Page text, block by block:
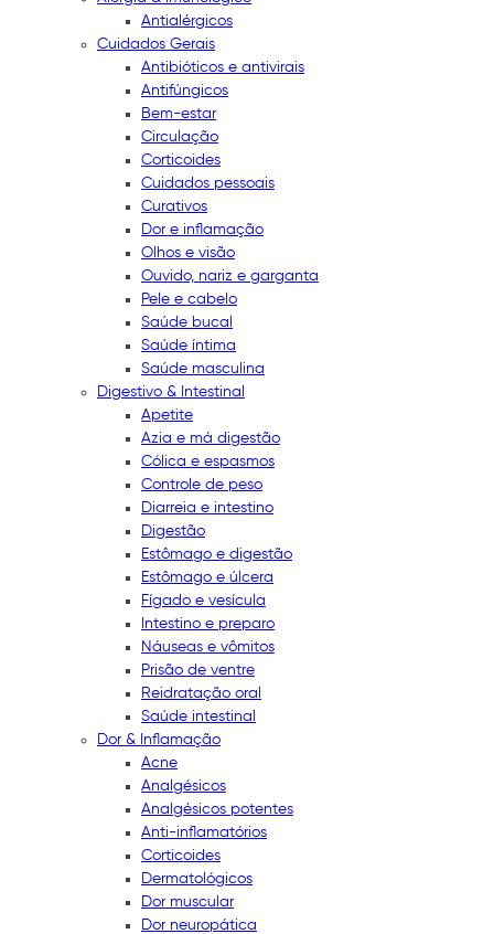
Antialérgicos
Cuidados Gerais
Antibióticos e antivirais
Antifúngicos
Bem-estar
Circulação
Corticoides
Cuidados pessoais
Curativos
Dor e inflamação
Olhos e visão
Ouvido, nariz e garganta
Pele e cabelo
Saúde bucal
Saúde íntima
Saúde masculina
Digestivo & Intestinal
Apetite
Azia e má digestão
Cólica e espasmos
Controle de peso
Diarreia e intestino
Digestão
Estômago e digestão
Estômago e úlcera
Fígado e vesícula
Intestino e preparo
Náuseas e vômitos
Prisão de ventre
Reidratação oral
Saúde intestinal
Dor & Inflamação
Acne
Analgésicos
Analgésicos potentes
Anti-inflamatórios
Corticoides
Dermatológicos
Dor muscular
Dor neuropática